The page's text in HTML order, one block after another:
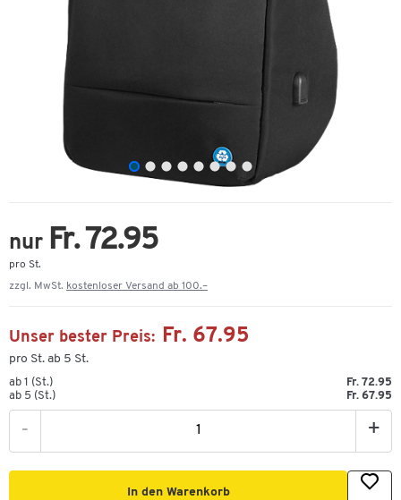
nur Fr. 72.95
pro St.
zzgl. MwSt. kostenloser Versand ab 100.–
Unser bester Preis: Fr. 67.95
pro St. ab 5 St.
ab 1 (St.)
Fr. 72.95
ab 5 (St.)
Fr. 67.95
- +
In den Warenkorb